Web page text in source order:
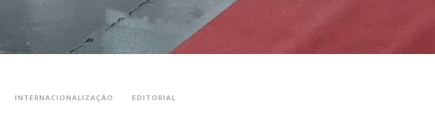
INTERNACIONALIZAÇÃO EDITORIAL